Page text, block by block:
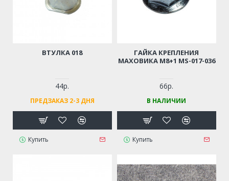
ВТУЛКА 018
44р.
ПРЕДЗАКАЗ 2-3 ДНЯ
Купить
ГАЙКА КРЕПЛЕНИЯ
МАХОВИКА М8+1 MS-017-036
66р.
В НАЛИЧИИ
Купить